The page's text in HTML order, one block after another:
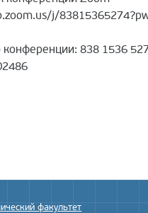
j/
838 1536
факультет